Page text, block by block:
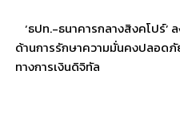
‘ธปท.-ธนาคารกลางสิงคโปร์’
ด้านการรักษาความมั่นคงปลอด
ทางการเงินดิจิทัล